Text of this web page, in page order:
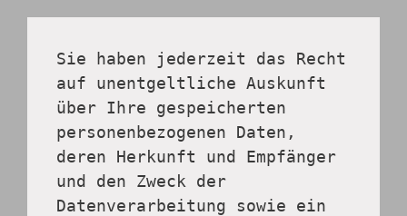
Sie haben jederzeit das Recht
auf unentgeltliche Auskunft
über Ihre gespeicherten
personenbezogenen Daten,
deren Herkunft und Empfänger
und den Zweck der
Datenverarbeitung sowie ein